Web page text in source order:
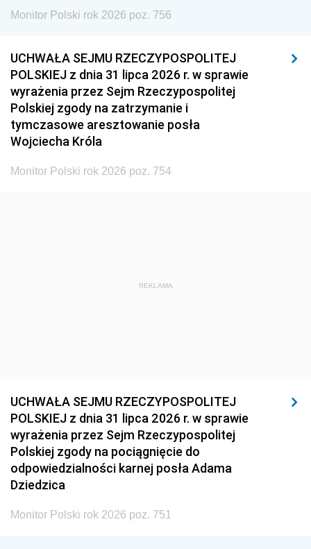
Monitor Polski rok 2026 poz. 756
UCHWAŁA SEJMU RZECZYPOSPOLITEJ
POLSKIEJ z dnia 31 lipca 2026 r. w sprawie
wyrażenia przez Sejm Rzeczypospolitej
Polskiej zgody na zatrzymanie i
tymczasowe aresztowanie posła
Wojciecha Króla
Monitor Polski rok 2026 poz. 754
REKLAMA
UCHWAŁA SEJMU RZECZYPOSPOLITEJ
POLSKIEJ z dnia 31 lipca 2026 r. w sprawie
wyrażenia przez Sejm Rzeczypospolitej
Polskiej zgody na pociągnięcie do
odpowiedzialności karnej posła Adama
Dziedzica
Monitor Polski rok 2026 poz. 751